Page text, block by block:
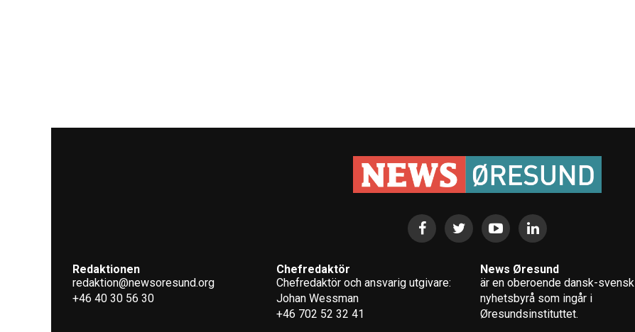
Redaktionen
redaktion@newsoresund.org
+46 40 30 56 30
Chefredaktör
Chefredaktör och ansvarig utgivare:
Johan Wessman
+46 702 52 32 41
News Øresund
är en oberoende dansk-svensk
nyhets­byrå som ingår i
Øresundsinstituttet.